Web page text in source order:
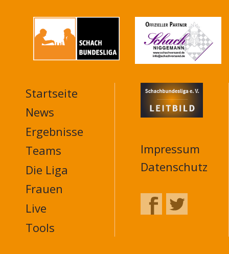
MAIN
NAVIGATION
FOOTER
Startseite
News
Ergebnisse
Teams
Die Liga
Frauen
Live
Tools
Impressum
Datenschutz